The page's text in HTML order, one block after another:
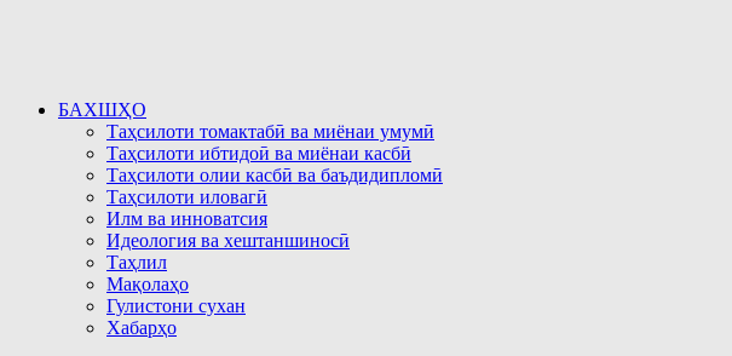
БАХШҲО
Таҳсилоти томактабӣ ва миёнаи умумӣ
Таҳсилоти ибтидоӣ ва миёнаи касбӣ
Таҳсилоти олии касбӣ ва баъдидипломӣ
Таҳсилоти иловагӣ
Илм ва инноватсия
Идеология ва хештаншиносӣ
Таҳлил
Мақолаҳо
Гулистони сухан
Хабарҳо